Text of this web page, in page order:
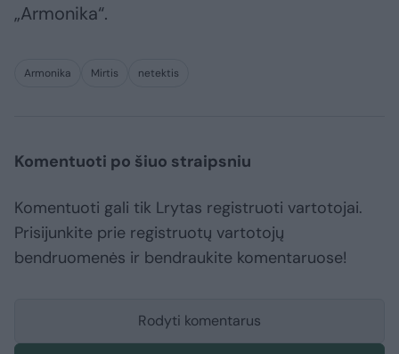
„Armonika“.
Armonika Mirtis netektis
Komentuoti po šiuo straipsniu
Komentuoti gali tik Lrytas registruoti vartotojai.
Prisijunkite prie registruotų vartotojų
bendruomenės ir bendraukite komentaruose!
Rodyti komentarus